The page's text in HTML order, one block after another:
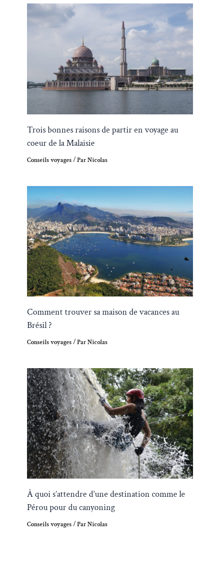
Trois bonnes raisons de partir en voyage au
coeur de la Malaisie
Conseils voyages/ ParNicolas
Comment trouver sa maison de vacances au
Brésil ?
Conseils voyages/ ParNicolas
À quoi s’attendre d’une destination comme le
Pérou pour du canyoning
Conseils voyages/ ParNicolas